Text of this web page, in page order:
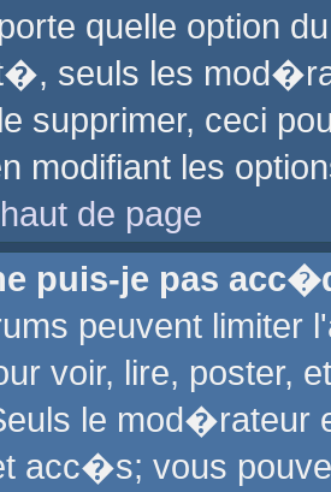
quelle option
seuls les
supprimer, ceci
modifiant les
de page
puis-je pas
peuvent
voir, lire, poster,
le mod�rateur
acc�s; vous